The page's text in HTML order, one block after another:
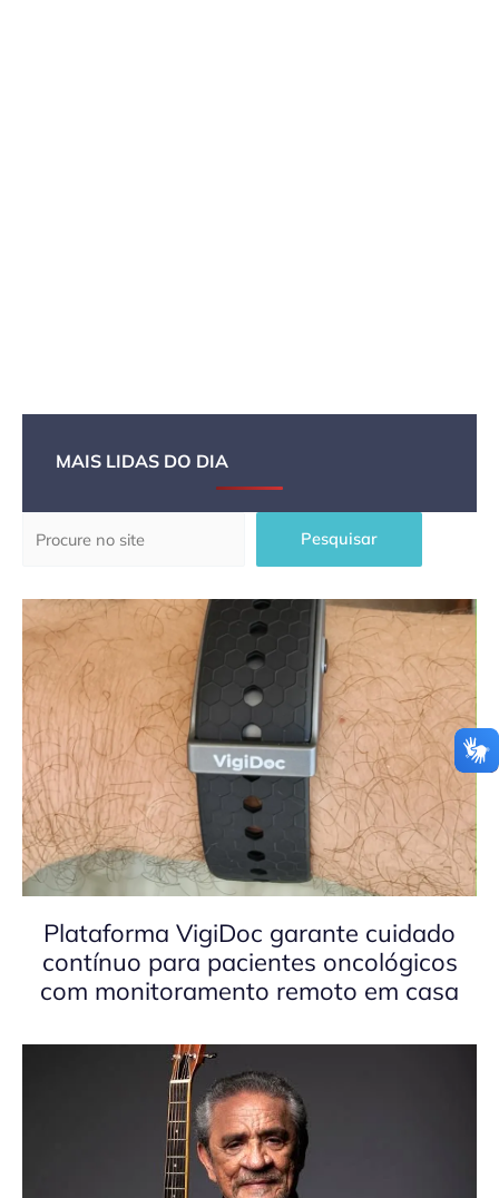
MAIS LIDAS DO DIA
Pesquisar
Plataforma VigiDoc garante cuidado
contínuo para pacientes oncológicos
com monitoramento remoto em casa